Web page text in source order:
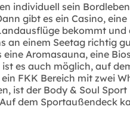
individuell sein
gibt es ein Casino,
bekommt
an einem Seetag richtig
Aromasauna, eine
es auch möglich, auf
FKK Bereich mit zwei
ist der Body & Soul
dem Sportaußendeck